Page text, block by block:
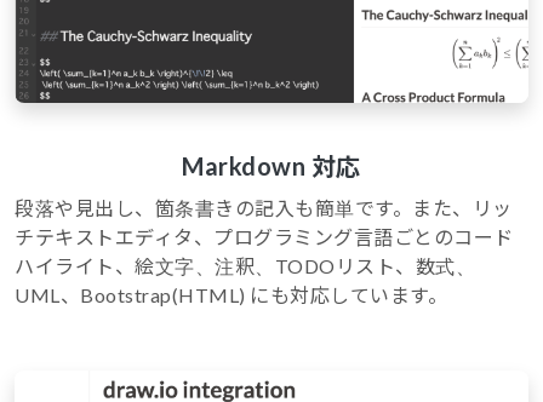
Markdown 対応
段落や見出し、箇条書きの記入も簡単です。また、リッ
チテキストエディタ、プログラミング言語ごとのコード
ハイライト、絵文字、注釈、TODOリスト、数式、
UML、Bootstrap(HTML) にも対応しています。